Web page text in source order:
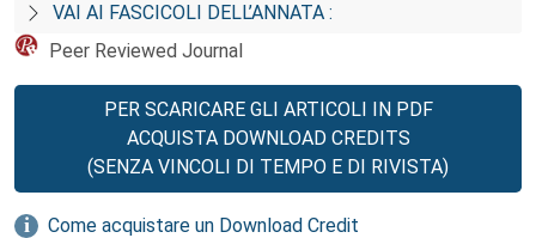
VAI AI FASCICOLI DELL’ANNATA :
Peer Reviewed Journal
PER SCARICARE GLI ARTICOLI IN PDF
ACQUISTA DOWNLOAD CREDITS
(SENZA VINCOLI DI TEMPO E DI RIVISTA)
Come acquistare un Download Credit